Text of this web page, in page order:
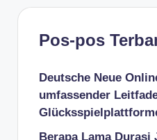
Pos-pos
Deutsche Neue
umfassender
Berapa Lama Durasi